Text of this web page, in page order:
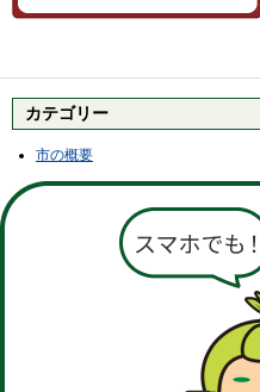
カテゴリー
市の概要